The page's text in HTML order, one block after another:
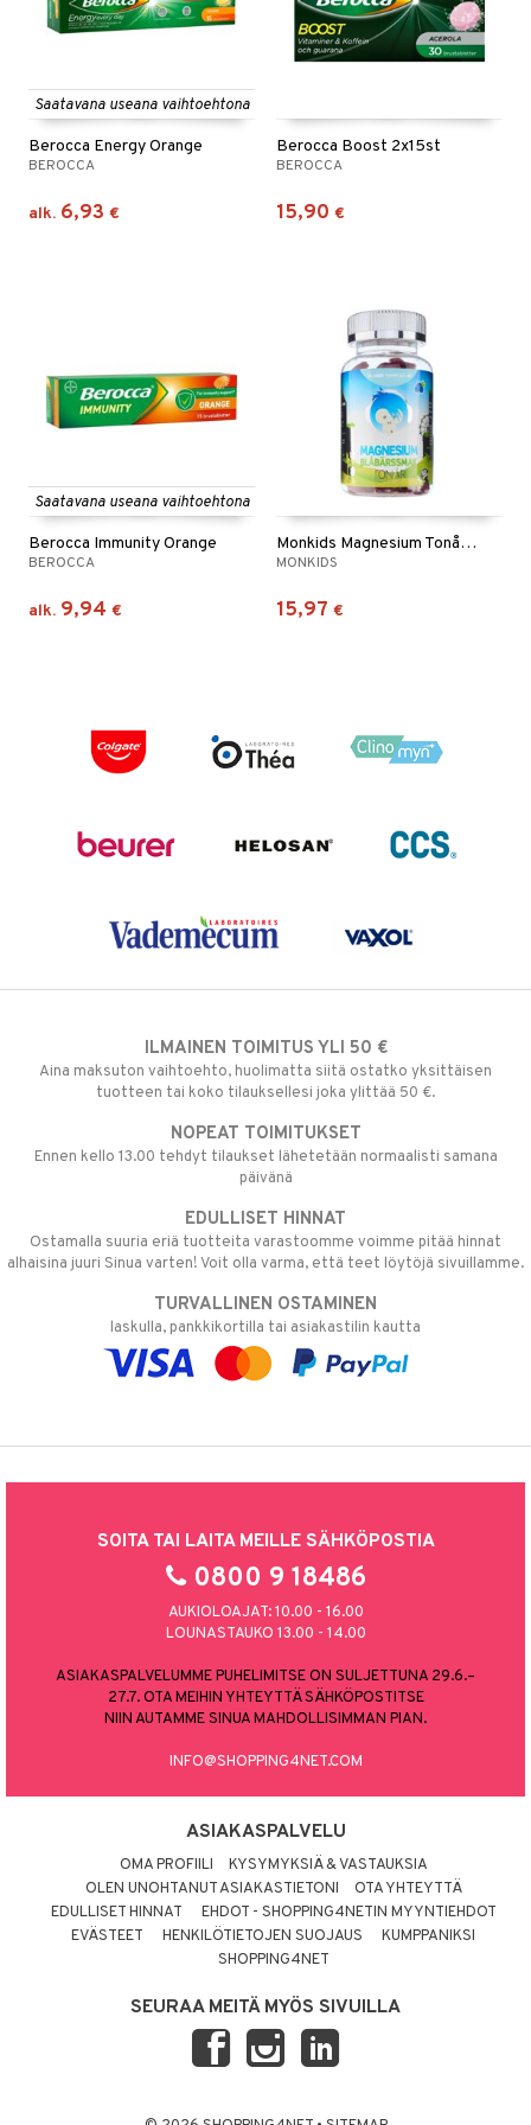
Saatavana useana vaihtoehtona
Berocca Energy Orange
BEROCCA
alk. 6,93 €
Berocca Boost 2x15st
BEROCCA
15,90 €
Saatavana useana vaihtoehtona
Berocca Immunity Orange
BEROCCA
alk. 9,94 €
Monkids Magnesium Tonår Blåbär
MONKIDS
15,97 €
ILMAINEN TOIMITUS YLI 50 €
Aina maksuton vaihtoehto, huolimatta siitä ostatko yksittäisen
tuotteen tai koko tilauksellesi joka ylittää 50 €.
NOPEAT TOIMITUKSET
Ennen kello 13.00 tehdyt tilaukset lähetetään normaalisti samana
päivänä
EDULLISET HINNAT
Ostamalla suuria eriä tuotteita varastoomme voimme pitää hinnat
alhaisina juuri Sinua varten! Voit olla varma, että teet löytöjä sivuillamme.
TURVALLINEN OSTAMINEN
laskulla, pankkikortilla tai asiakastilin kautta
SOITA TAI LAITA MEILLE SÄHKÖPOSTIA
0800 9 18486
AUKIOLOAJAT: 10.00 - 16.00
LOUNASTAUKO 13.00 - 14.00
ASIAKASPALVELUMME PUHELIMITSE ON SULJETTUNA 29.6.–
27.7. OTA MEIHIN YHTEYTTÄ SÄHKÖPOSTITSE
NIIN AUTAMME SINUA MAHDOLLISIMMAN PIAN.
INFO@SHOPPING4NET.COM
ASIAKASPALVELU
OMA PROFIILI
KYSYMYKSIÄ & VASTAUKSIA
OLEN UNOHTANUT ASIAKASTIETONI
OTA YHTEYTTÄ
EDULLISET HINNAT
EHDOT - SHOPPING4NETIN MYYNTIEHDOT
EVÄSTEET
HENKILÖTIETOJEN SUOJAUS
KUMPPANIKSI
SHOPPING4NET
SEURAA MEITÄ MYÖS SIVUILLA